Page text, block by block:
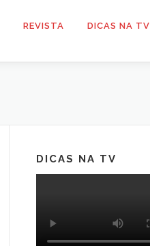
REVISTA DICAS NA TV
DICAS NA TV